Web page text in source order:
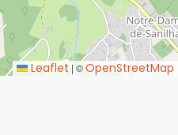
Leaflet | ©OpenStreetMap